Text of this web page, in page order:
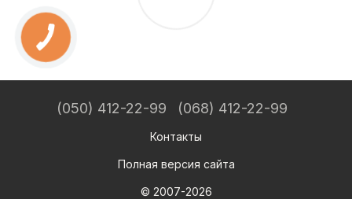
(050) 412-22-99 (068) 412-22-99
Контакты
Полная версия сайта
© 2007-2026